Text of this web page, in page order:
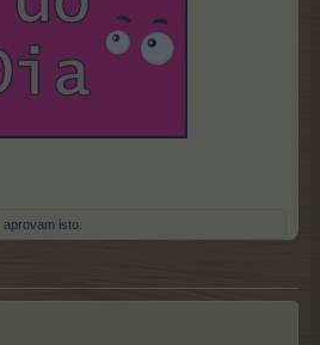
aprovam isto.